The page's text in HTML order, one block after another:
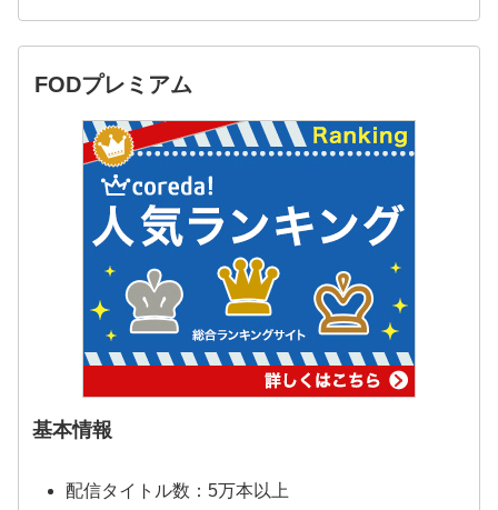
FODプレミアム
基本情報
配信タイトル数：5万本以上